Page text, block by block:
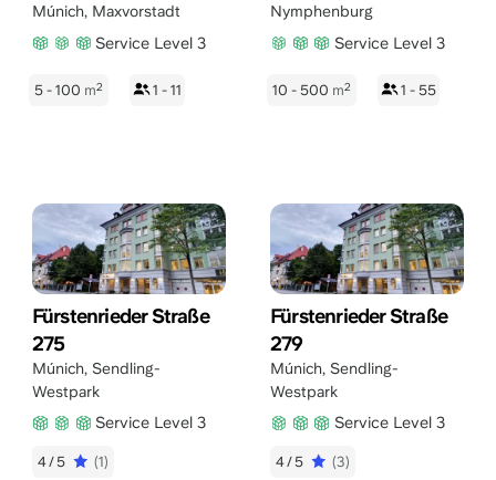
Múnich, Maxvorstadt
Service Level 3
5 - 100 m2 1 - 11
Nymphenburg
Service Level 3
10 - 500 m2 1 - 55
Fürstenrieder Straße
275
Múnich, Sendling-
Westpark
Service Level 3
4/5 (1)
Fürstenrieder Straße
279
Múnich, Sendling-
Westpark
Service Level 3
4/5 (3)